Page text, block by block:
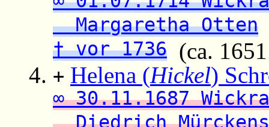
Margaretha Otten
† vor 1736 (ca.
+ Helena (Hickel)
∞ 30.11.1687